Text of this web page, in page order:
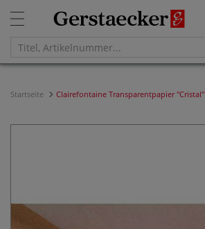
Startseite Clairefontaine Transparentpapier "Cristal"